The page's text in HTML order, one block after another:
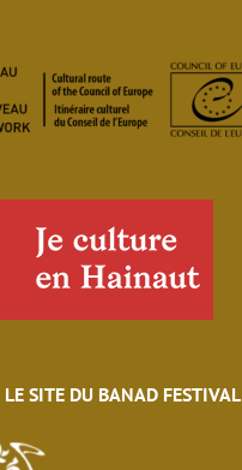
LE SITE DU BANAD FESTIVAL